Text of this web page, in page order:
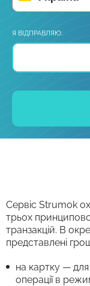
Я ВІДПРАВЛЯЮ:
Сервіс Strumok
трьох принципово
транзакцій. В
представлені
на картку —
операції в